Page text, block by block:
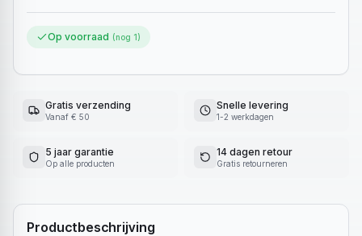
Op voorraad (nog 1)
Gratis verzending
Vanaf € 50
Snelle levering
1-2 werkdagen
5 jaar garantie
Op alle producten
14 dagen retour
Gratis retourneren
Productbeschrijving